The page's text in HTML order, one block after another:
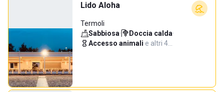
Lido Aloha
Termoli
Sabbiosa· Doccia calda·
Accesso animali·e altri 4…